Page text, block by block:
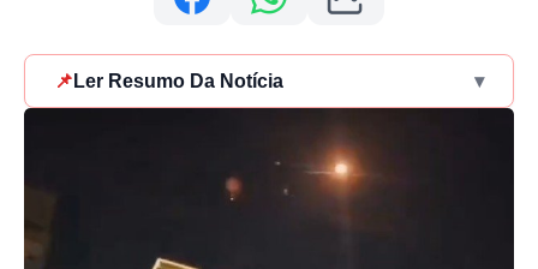
📌 Ler Resumo Da Notícia ▾